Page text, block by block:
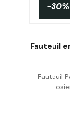
-30%
Fauteuil
Fauteuil